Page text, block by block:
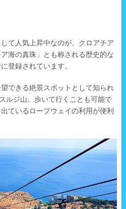
て人気上昇中なのが、クロアチア
海の真珠」とも称される歴史的な
登録されています。
できる絶景スポットとして知られ
ルジ山。歩いて行くことも可能で
ているロープウェイの利用が便利